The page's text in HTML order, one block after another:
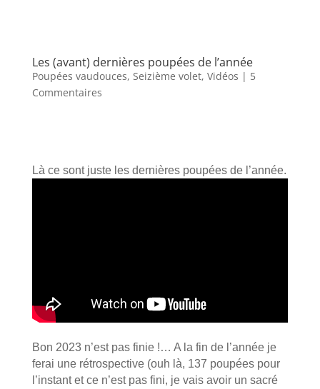
Les (avant) dernières poupées de l’année
Poupées vaudouces, Seizième volet, Vidéos | 5
Commentaires
Là ce sont juste les dernières poupées de l’année.
Bon 2023 n’est pas finie !… A la fin de l’année je
ferai une rétrospective (ouh là, 137 poupées pour
l’instant et ce n’est pas fini, je vais avoir un sacré